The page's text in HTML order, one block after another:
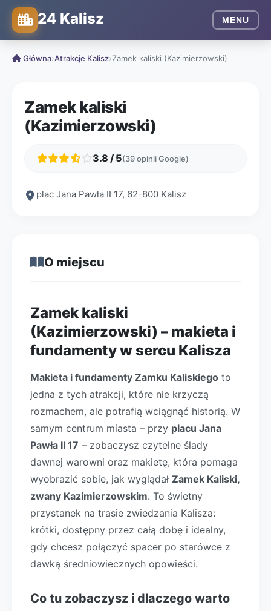
24 Kalisz MENU
Główna›Atrakcje Kalisz›Zamek kaliski (Kazimierzowski)
Zamek kaliski
(Kazimierzowski)
3.8 / 5(39 opinii Google)
plac Jana Pawła II 17, 62-800 Kalisz
O miejscu
Zamek kaliski
(Kazimierzowski) – makieta i
fundamenty w sercu Kalisza
Makieta i fundamenty Zamku Kaliskiego to
jedna z tych atrakcji, które nie krzyczą
rozmachem, ale potrafią wciągnąć historią. W
samym centrum miasta – przy placu Jana
Pawła II 17 – zobaczysz czytelne ślady
dawnej warowni oraz makietę, która pomaga
wyobrazić sobie, jak wyglądał Zamek Kaliski,
zwany Kazimierzowskim. To świetny
przystanek na trasie zwiedzania Kalisza:
krótki, dostępny przez całą dobę i idealny,
gdy chcesz połączyć spacer po starówce z
dawką średniowiecznych opowieści.
Co tu zobaczysz i dlaczego warto